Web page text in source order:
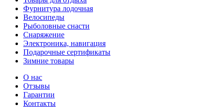
Фурнитура лодочная
Велосипеды
Рыболовные снасти
Снаряжение
Электроника, навигация
Подарочные сертификаты
Зимние товары
О нас
Отзывы
Гарантии
Контакты